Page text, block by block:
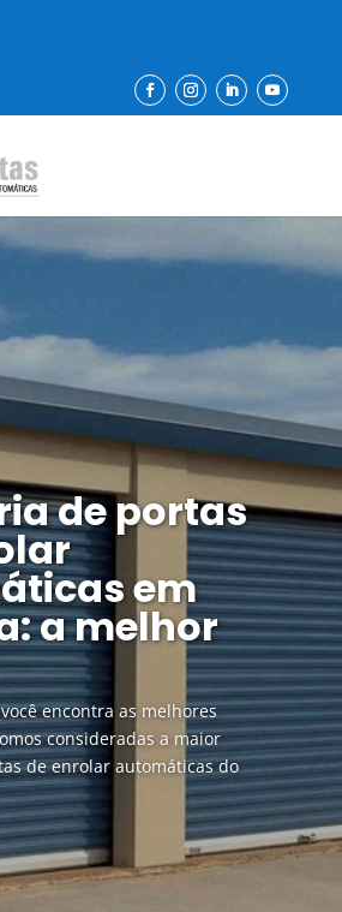
de portas
em
a melhor
encontra as melhores
consideradas a maior
de enrolar automáticas do